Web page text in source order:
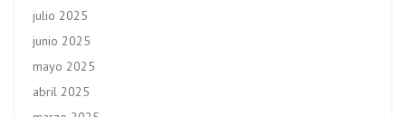
julio 2025
junio 2025
mayo 2025
abril 2025